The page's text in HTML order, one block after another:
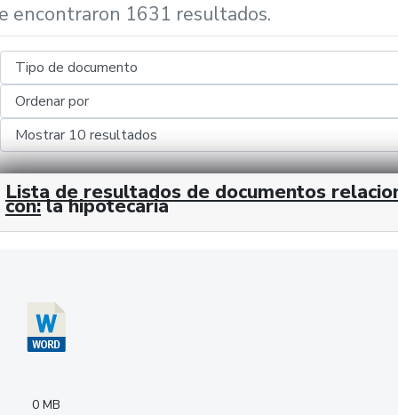
encontraron 1631 resultados.
Lista de resultados de documentos
con: la hipotecaria
0 MB